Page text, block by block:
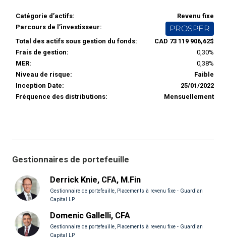
Catégorie d’actifs:
Revenu fixe
Parcours de l’investisseur:
PROSPER
Total des actifs sous gestion du fonds:
CAD 73 119 906,62$
Frais de gestion:
0,30%
MER:
0,38%
Niveau de risque:
Faible
Inception Date:
25/01/2022
Fréquence des distributions:
Mensuellement
Gestionnaires de portefeuille
Derrick Knie, CFA, M.Fin
Gestionnaire de portefeuille, Placements à revenu fixe - Guardian
Capital LP
Domenic Gallelli, CFA
Gestionnaire de portefeuille, Placements à revenu fixe - Guardian
Capital LP